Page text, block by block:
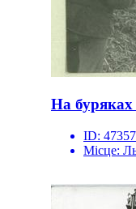
На
ID: 47357
Місце: